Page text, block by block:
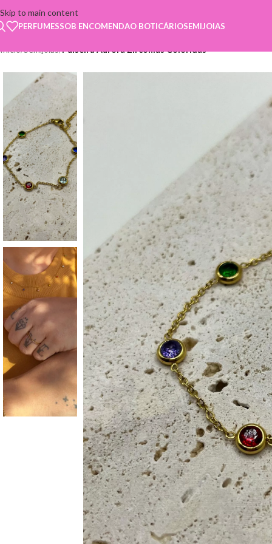
Skip to main content
PERFUMESSOB ENCOMENDAO BOTICÁRIOSEMIJOIAS
Início/Semijoias/Pulseira Aurora Zircônias Coloridas